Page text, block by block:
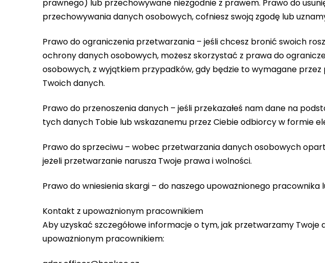
prawnego) lub przechowywane niezgodnie z prawem. Prawo do
przechowywania danych osobowych, cofniesz swoją zgodę lub
Prawo do ograniczenia przetwarzania – jeśli chcesz bronić swoich
ochrony danych osobowych, możesz skorzystać z prawa do
osobowych, z wyjątkiem przypadków, gdy będzie to wymagane
Twoich danych.
Prawo do przenoszenia danych – jeśli przekazałeś nam dane na
tych danych Tobie lub wskazanemu przez Ciebie odbiorcy w formie
Prawo do sprzeciwu – wobec przetwarzania danych osobowych
jeżeli przetwarzanie narusza Twoje prawa i wolności.
Prawo do wniesienia skargi – do naszego upoważnionego pracownika
Kontakt z upoważnionym pracownikiem
Aby uzyskać szczegółowe informacje o tym, jak przetwarzamy
upoważnionym pracownikiem: